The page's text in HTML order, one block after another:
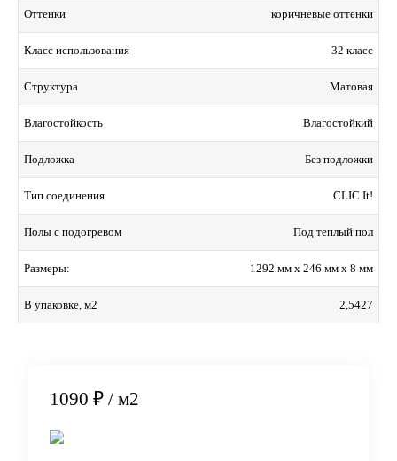
Оттенки коричневые оттенки
Класс использования 32 класс
Структура Матовая
Влагостойкость Влагостойкий
Подложка Без подложки
Тип соединения CLIC It!
Полы с подогревом Под теплый пол
Размеры: 1292 мм x 246 мм x 8 мм
В упаковке, м2 2,5427
1090 ₽ / м2